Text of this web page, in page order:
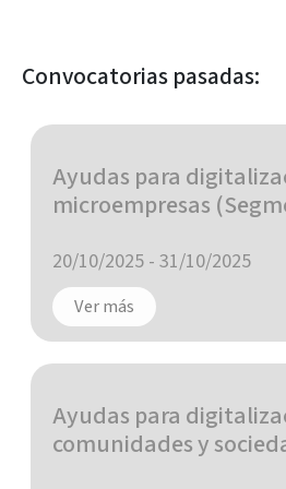
Convocatorias pasadas:
Ayudas para
microempresas
20/10/2025 - 31/10/2025
Ver más
Ayudas para
comunidades y